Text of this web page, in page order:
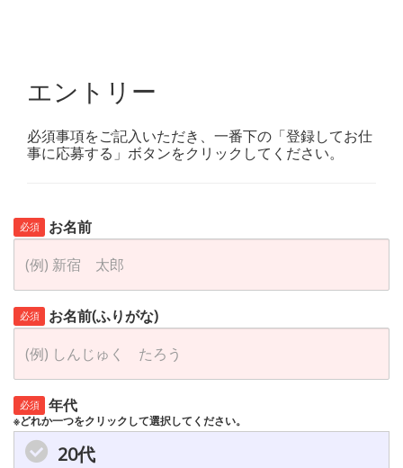
エントリー
必須事項をご記入いただき、一番下の「登録してお仕
事に応募する」ボタンをクリックしてください。
必須 お名前
必須 お名前(ふりがな)
必須 年代
※どれか一つをクリックして選択してください。
20代